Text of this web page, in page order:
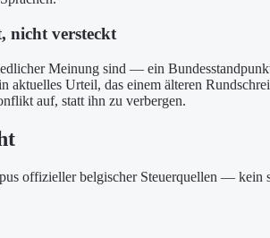
nicht versteckt
Meinung sind — ein
aktuelles Urteil, das einem älteren
auf, statt ihn zu verbergen.
offizieller belgischer Steuerquellen — kein